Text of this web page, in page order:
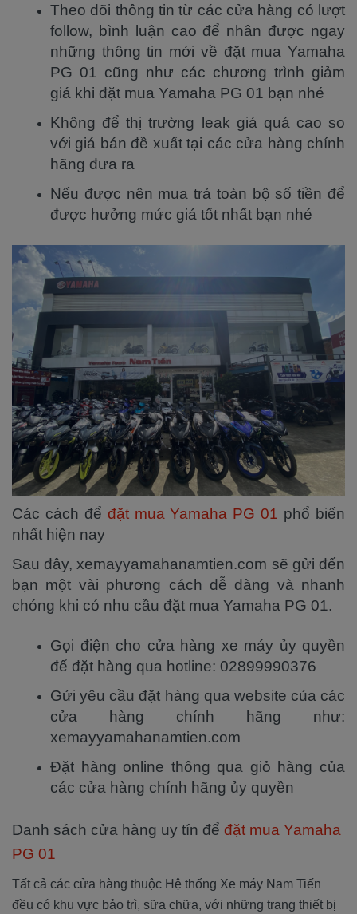
Theo dõi thông tin từ các cửa hàng có lượt
follow, bình luận cao để nhân được ngay
những thông tin mới về đặt mua Yamaha
PG 01 cũng như các chương trình giảm
giá khi đặt mua Yamaha PG 01 bạn nhé
Không để thị trường leak giá quá cao so
với giá bán đề xuất tại các cửa hàng chính
hãng đưa ra
Nếu được nên mua trả toàn bộ số tiền để
được hưởng mức giá tốt nhất bạn nhé
Các cách để đặt mua Yamaha PG 01 phổ biến
nhất hiện nay
Sau đây, xemayyamahanamtien.com sẽ gửi đến
bạn một vài phương cách dễ dàng và nhanh
chóng khi có nhu cầu đặt mua Yamaha PG 01.
Gọi điện cho cửa hàng xe máy ủy quyền
để đặt hàng qua hotline: 02899990376
Gửi yêu cầu đặt hàng qua website của các
cửa hàng chính hãng như:
xemayyamahanamtien.com
Đặt hàng online thông qua giỏ hàng của
các cửa hàng chính hãng ủy quyền
Danh sách cửa hàng uy tín để đặt mua Yamaha
PG 01
Tất cả các cửa hàng thuộc Hệ thống Xe máy Nam Tiến
đều có khu vực bảo trì, sữa chữa, với những trang thiết bị